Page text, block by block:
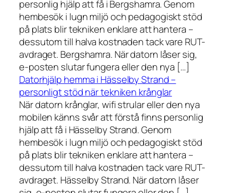
personlig hjälp att få i Bergshamra. Genom
hembesök i lugn miljö och pedagogiskt stöd
på plats blir tekniken enklare att hantera –
dessutom till halva kostnaden tack vare RUT-
avdraget. Bergshamra. När datorn låser sig,
e-posten slutar fungera eller den nya […]
Datorhjälp hemma i Hässelby Strand –
personligt stöd när tekniken krånglar
När datorn krånglar, wifi strular eller den nya
mobilen känns svår att förstå finns personlig
hjälp att få i Hässelby Strand. Genom
hembesök i lugn miljö och pedagogiskt stöd
på plats blir tekniken enklare att hantera –
dessutom till halva kostnaden tack vare RUT-
avdraget. Hässelby Strand. När datorn låser